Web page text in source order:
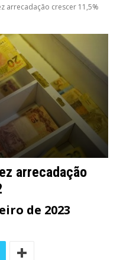
arrecadação crescer 11,5%
arrecadação
de 2023